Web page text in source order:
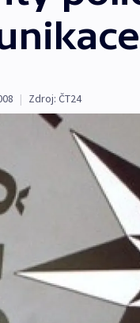
| Zdroj: ČT24